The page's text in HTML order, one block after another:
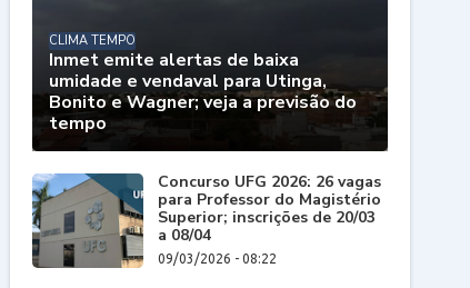
CLIMA TEMPO
Inmet emite alertas de baixa
umidade e vendaval para Utinga,
Bonito e Wagner; veja a previsão do
tempo
Concurso UFG 2026: 26 vagas
para Professor do Magistério
Superior; inscrições de 20/03
a 08/04
09/03/2026 - 08:22